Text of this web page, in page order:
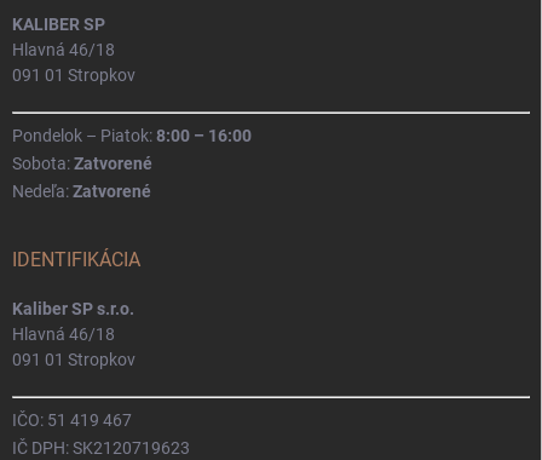
KALIBER SP
Hlavná 46/18
091 01 Stropkov
Pondelok – Piatok:8:00 – 16:00
Sobota:Zatvorené
Nedeľa:Zatvorené
IDENTIFIKÁCIA
Kaliber SP s.r.o.
Hlavná 46/18
091 01 Stropkov
IČO: 51 419 467
IČ DPH: SK2120719623